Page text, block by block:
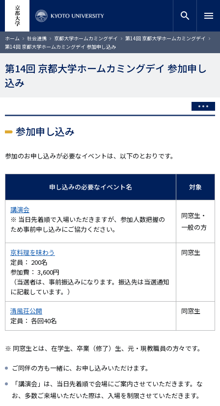
コ
ン
テ
ン
ツ
に
サイト内検索
検索
search menu
ホーム 社会連携 京都大学ホームカミングデイ
第14回 京都大学ホームカミングデイ
第14回 京都大学ホームカミングデイ 参加申し込み
第14回 京都大学ホームカミングデイ 参加申し
込み
参加申し込み
参加のお申し込みが必要なイベントは、以下のとおりです。
申し込みの必要なイベント名 対象
講演会
※ 当日先着順で入場いただきますが、参加人数把握の
ため事前申し込みにご協力ください。
同窓生・
一般の方
京料理を味わう
定員： 200名
参加費： 3,600円
（当選者は、事前振込みになります。振込先は当選通知
に記載しています。）
同窓生
清風荘公開
定員： 各回40名
同窓生
※ 同窓生とは、在学生、卒業（修了）生、元・現教職員の方々です。
ご同伴の方も一緒に、お申し込みいただけます。
「講演会」は、当日先着順で会場にご案内させていただきます。な
お、多数ご来場いただいた際は、入場を制限させていただきます。